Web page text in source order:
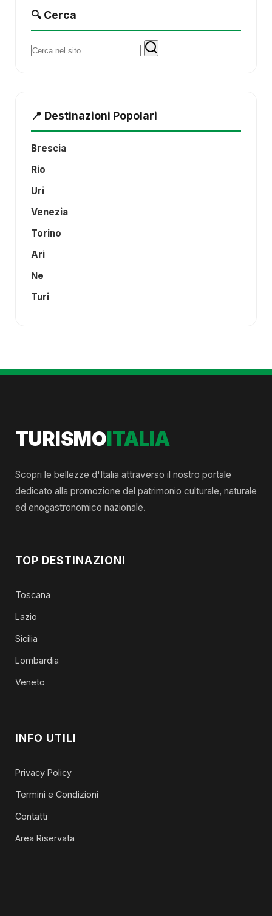
🔍 Cerca
Cerca:
📍 Destinazioni Popolari
Brescia
Rio
Uri
Venezia
Torino
Ari
Ne
Turi
TURISMOITALIA
Scopri le bellezze d'Italia attraverso il nostro portale
dedicato alla promozione del patrimonio culturale, naturale
ed enogastronomico nazionale.
TOP DESTINAZIONI
Toscana
Lazio
Sicilia
Lombardia
Veneto
INFO UTILI
Privacy Policy
Termini e Condizioni
Contatti
Area Riservata